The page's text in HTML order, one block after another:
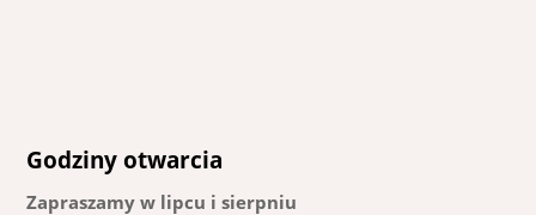
Godziny otwarcia
Zapraszamy w lipcu i sierpniu